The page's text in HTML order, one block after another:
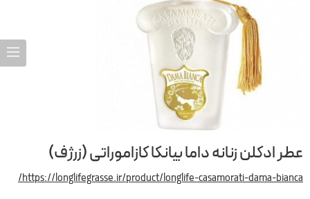
عطر ادکلن زنانه داما بیانکا کازاموراتی (زرژف)
https://longlifegrasse.ir/product/longlife-casamorati-dama-bianca/